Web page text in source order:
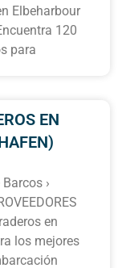
Elbeharbour
120
para
EN
›
en
los mejores